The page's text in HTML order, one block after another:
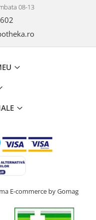
08-13
E-commerce by Gomag